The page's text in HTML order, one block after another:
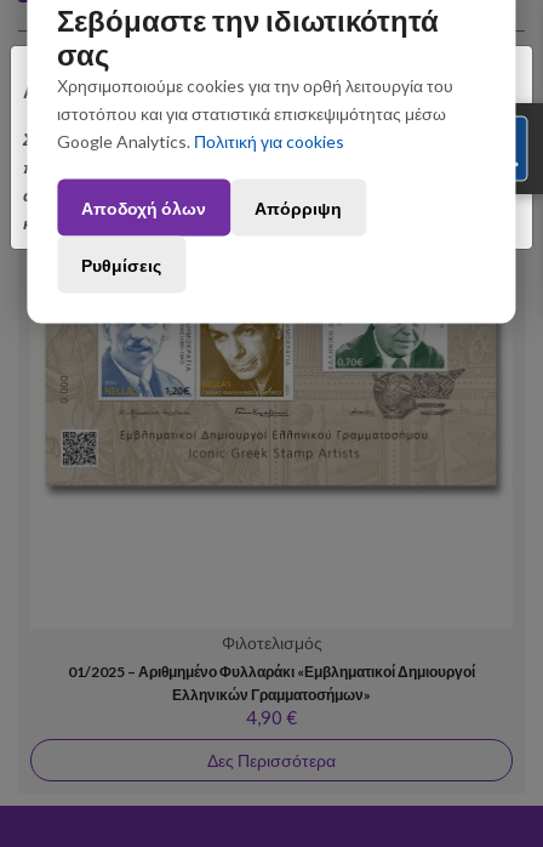
Αγαπητοί Πελάτες
Σας ενημερώνουμε ότι οι παραγγελίες που θα
πραγματοποιηθούν από 3 έως 31 Αυγούστου ενδέχεται να
αποσταλούν με σχετική καθυστέρηση. Ευχαριστούμε για την
κατανόηση.
Φιλοτελισμός
01/2025 – Αριθμημένο Φυλλαράκι «Εμβληματικοί Δημιουργοί
Ελληνικών Γραμματοσήμων»
4,90 €
Δες Περισσότερα
Σεβόμαστε την ιδιωτικότητά
σας
Χρησιμοποιούμε cookies για την ορθή λειτουργία του
ιστοτόπου και για στατιστικά επισκεψιμότητας μέσω
Google Analytics. Πολιτική για cookies
Αποδοχή όλων Απόρριψη
Ρυθμίσεις